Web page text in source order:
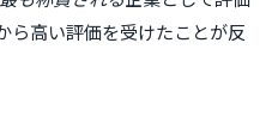
ら高い評価を受けたことが反